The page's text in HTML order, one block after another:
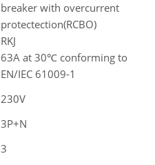
breaker with overcurrent
protectection(RCBO)
RKJ
63A at 30℃ conforming to
EN/IEC 61009-1
230V
3P+N
3